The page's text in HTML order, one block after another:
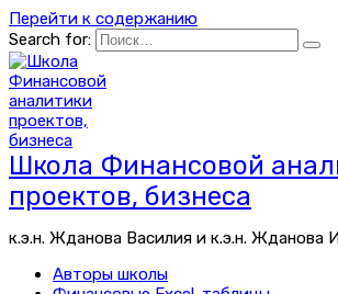
Перейти к содержанию
Search for:
Школа Финансовой
проектов, бизнеса
к.э.н. Жданова Василия и к.э.н. Жданова
Авторы школы